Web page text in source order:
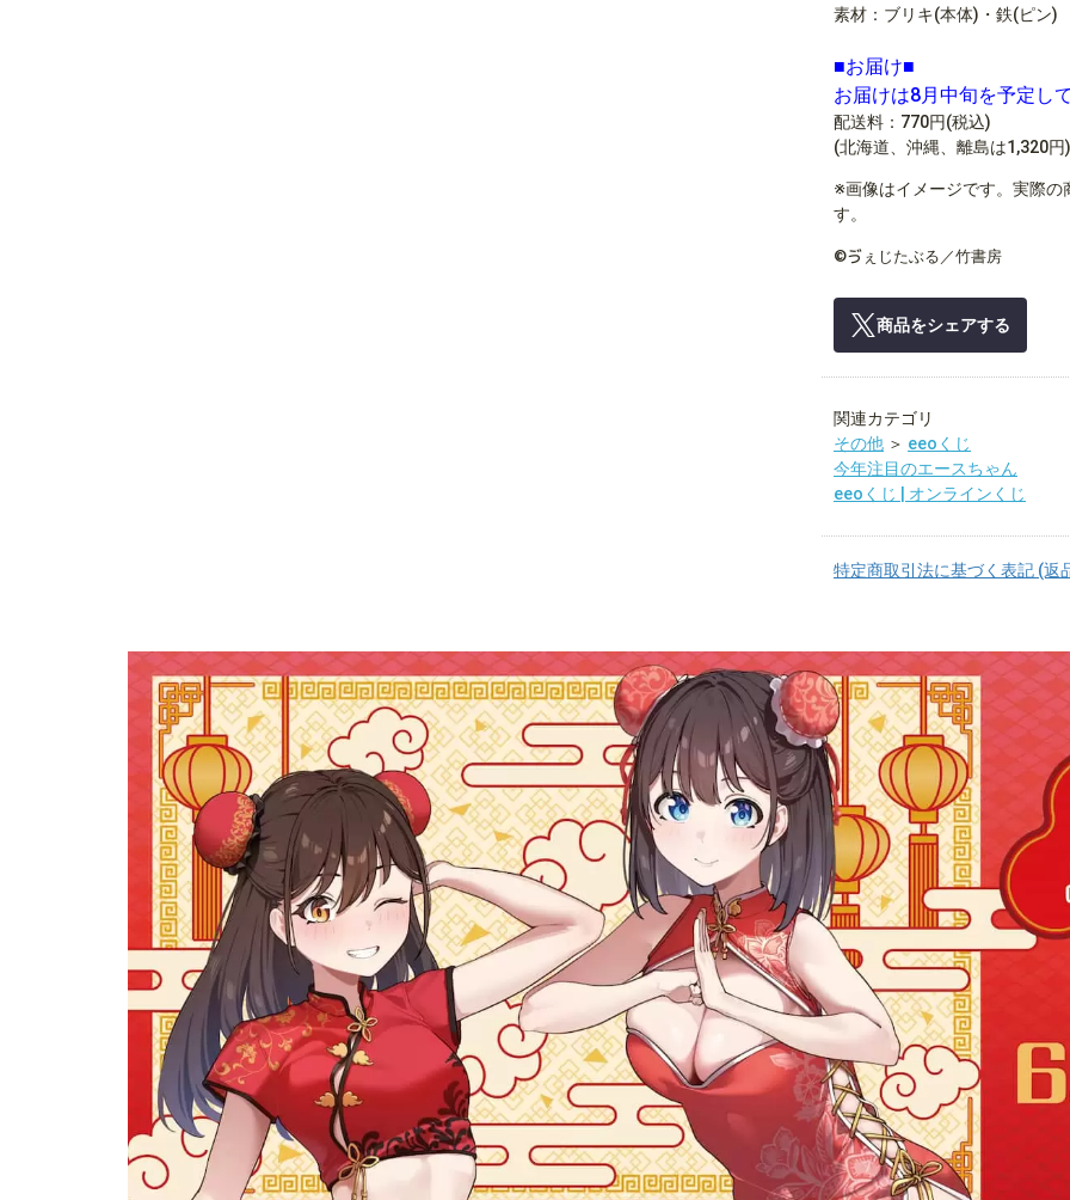
素材：ブリキ(本体)・鉄(ピン)
■お届け■
お届けは8月中旬を予定し
配送料：770円(税込)
(北海道、沖縄、離島は1,320円)
※画像はイメージです。実際
す。
©ゔぇじたぶる／竹書房
商品をシェアする
関連カテゴリ
その他 ＞ eeoくじ
今年注目のエースちゃん
eeoくじ | オンラインくじ
特定商取引法に基づく表記 (返